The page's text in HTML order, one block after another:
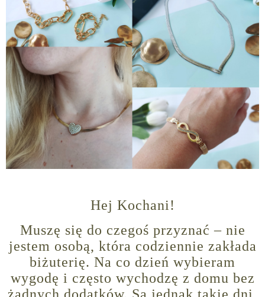
Hej Kochani!
Muszę się do czegoś przyznać – nie
jestem osobą, która codziennie zakłada
biżuterię. Na co dzień wybieram
wygodę i często wychodzę z domu bez
żadnych dodatków. Są jednak takie dni,